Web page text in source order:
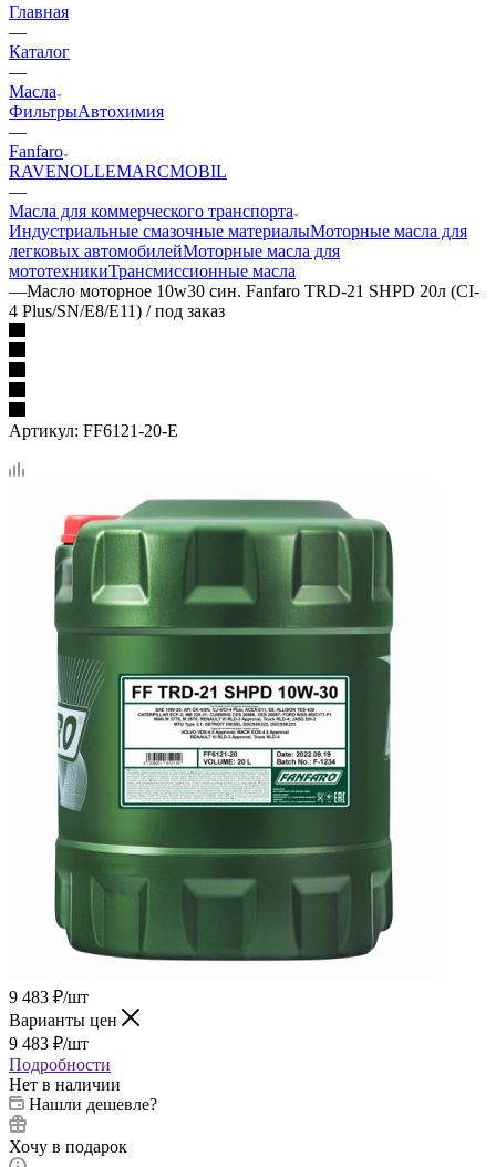
Главная
—
Каталог
—
Масла
ФильтрыАвтохимия
—
Fanfaro
RAVENOLLEMARCMOBIL
—
Масла для коммерческого транспорта
Индустриальные смазочные материалыМоторные масла для
легковых автомобилейМоторные масла для
мототехникиТрансмиссионные масла
—Масло моторное 10w30 син. Fanfaro TRD-21 SHPD 20л (CI-
4 Plus/SN/E8/E11) / под заказ
Артикул: FF6121-20-E
9 483 ₽/шт
Варианты цен
9 483 ₽/шт
Подробности
Нет в наличии
Нашли дешевле?
Хочу в подарок